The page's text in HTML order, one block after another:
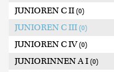
JUNIOREN C II (0)
JUNIOREN C III (0)
JUNIOREN C IV(0)
JUNIORINNEN A I (0)